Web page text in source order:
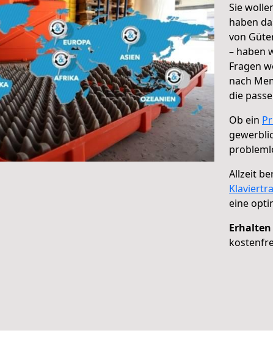
Sie
haben
von
– haben
Fragen
nach
die
Ob ein
Allzeit
eine